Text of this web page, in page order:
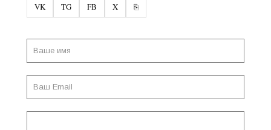
VK TG FB X ⎘